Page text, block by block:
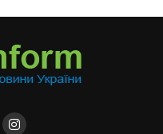
це базується
користуються
комп’ютерної